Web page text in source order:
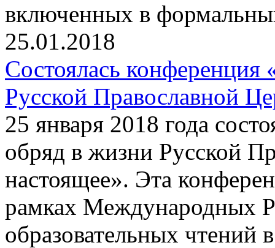
включенных в
25.01.2018
Состоялась
Русской Православной
25 января 2018 года
обряд в жизни Русской
настоящее». Эта
рамках Международных
образовательных чтений